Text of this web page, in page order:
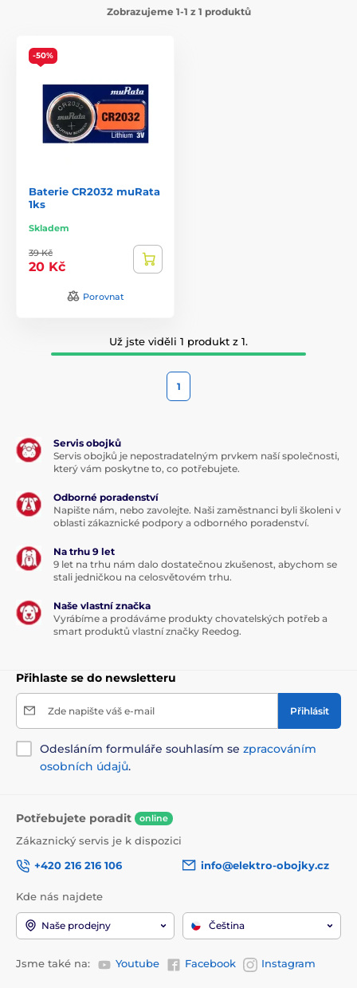
Zobrazujeme 1-1 z 1 produktů
-50%
Baterie CR2032 muRata
1ks
Skladem
39 Kč
20 Kč
Porovnat
Už jste viděli 1 produkt z 1.
1
Servis obojků
Servis obojků je nepostradatelným prvkem naší společnosti,
který vám poskytne to, co potřebujete.
Odborné poradenství
Napište nám, nebo zavolejte. Naši zaměstnanci byli školeni v
oblasti zákaznické podpory a odborného poradenství.
Na trhu 9 let
9 let na trhu nám dalo dostatečnou zkušenost, abychom se
stali jedničkou na celosvětovém trhu.
Naše vlastní značka
Vyrábíme a prodáváme produkty chovatelských potřeb a
smart produktů vlastní značky Reedog.
Přihlaste se do newsletteru
Zde napište váš e-mail Přihlásit
Odesláním formuláře souhlasím se zpracováním
osobních údajů.
Potřebujete poradit online
Zákaznický servis je k dispozici
+420 216 216 106
info@elektro-obojky.cz
Kde nás najdete
Naše prodejny Čeština
Jsme také na: Youtube Facebook Instagram